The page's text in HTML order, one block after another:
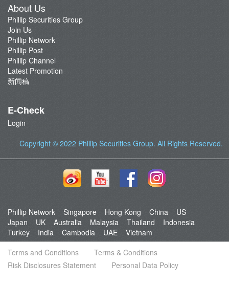
Futures API
About Us
Phillip Securities Group
Join Us
Phillip Network
Phillip Post
Phillip Channel
Latest Promotion
新闻稿
E-Check
Login
Copyright © 2022 Phillip Securities Group. All Rights Reserved.
Phillip Network Singapore Hong Kong China
US
Japan
UK Australia Malaysia Thailand
Indonesia
Turkey
India Cambodia UAE
Vietnam
Terms and Conditions
Terms & Conditions
Risk Disclosures Statement
Personal Data Policy